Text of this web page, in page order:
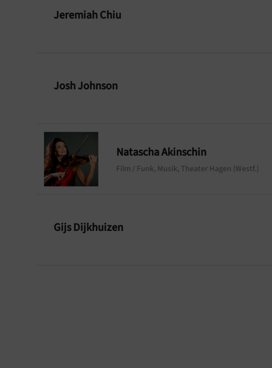
Jeremiah Chiu
Josh Johnson
Natascha Akinschin
Film / Funk, Musik, Theater Hagen (Westf.)
Gijs Dijkhuizen